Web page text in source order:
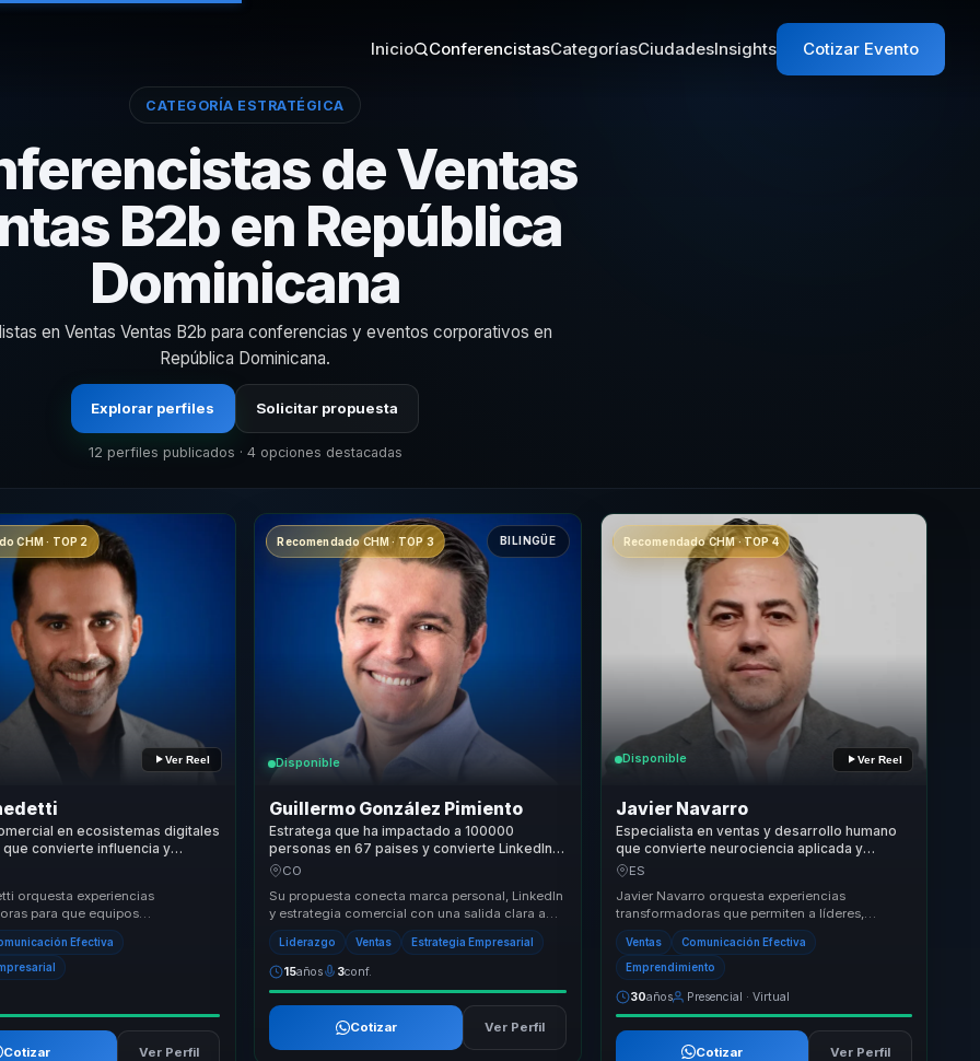
Inicio ConferencistasCategoríasCiudadesInsights Cotizar Evento
CATEGORÍA ESTRATÉGICA
de Ventas
B2b en República
Dominicana
en Ventas Ventas B2b para conferencias y eventos corporativos en
República Dominicana.
Explorar perfiles Solicitar propuesta
12 perfiles publicados · 4 opciones destacadas
CHM · TOP 2
Ver Reel
en ecosistemas digitales
que convierte influencia y
en crecimiento para
orquesta experiencias
para que equipos
liderazgo de ventas y
orientadas al cr...
Efectiva
Cotizar Ver Perfil
Recomendado CHM · TOP 3 BILINGÜE
Disponible
Guillermo González Pimiento
Estratega que ha impactado a 100000
personas en 67 paises y convierte LinkedIn
en confianza y resultados B2B para
CO
Su propuesta conecta marca personal, LinkedIn
y estrategia comercial con una salida clara a
negocio. Convierte presencia digital y confia...
Liderazgo Ventas Estrategia Empresarial
15años 3conf.
Cotizar Ver Perfil
Recomendado CHM · TOP 4
Disponible Ver Reel
Javier Navarro
Especialista en ventas y desarrollo humano
que convierte neurociencia aplicada y
comunicación en confianza, influencia y
ES
Javier Navarro orquesta experiencias
transformadoras que permiten a líderes,
directivos y responsables de equipos dejar
atrás estructuras...
Ventas Comunicación Efectiva
Emprendimiento
30años Presencial · Virtual
Cotizar Ver Perfil